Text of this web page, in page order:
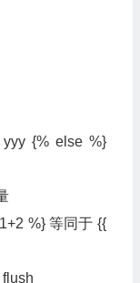
{% else %}
%} 等同于 {{